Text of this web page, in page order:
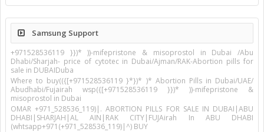
Samsung Support
+971528536119 }})* ))-mifepristone & misoprostol in Dubai /Abu
Dhabi/Sharjah- price of cytotec in Dubai/Ajman/RAK-Abortion pills for
sale in DUBAIDuba
Where to buy(({[+971528536119 }*})* )* Abortion Pills in Dubai/UAE/
Abudhabi/Fujairah wsp({[+971528536119 }})* ))-mifepristone &
misoprostol in Dubai
OMAR +971_528536_119)|. ABORTION PILLS FOR SALE IN DUBAI|ABU
DHABI|SHARJAH|AL AIN|RAK CITY|FUJAirah In ABU DHABI
(whtsapp+971(+971_528536_119)|^) BUY